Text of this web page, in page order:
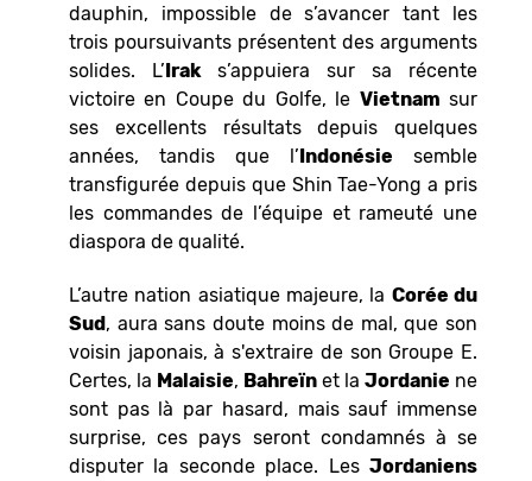
dauphin, impossible de s’avancer tant les
trois poursuivants présentent des arguments
solides. L’Irak s’appuiera sur sa récente
victoire en Coupe du Golfe, le Vietnam sur
ses excellents résultats depuis quelques
années, tandis que l’Indonésie semble
transfigurée depuis que Shin Tae-Yong a pris
les commandes de l’équipe et rameuté une
diaspora de qualité.
L’autre nation asiatique majeure, la Corée du
Sud, aura sans doute moins de mal, que son
voisin japonais, à s'extraire de son Groupe E.
Certes, la Malaisie, Bahreïn et la Jordanie ne
sont pas là par hasard, mais sauf immense
surprise, ces pays seront condamnés à se
disputer la seconde place. Les Jordaniens